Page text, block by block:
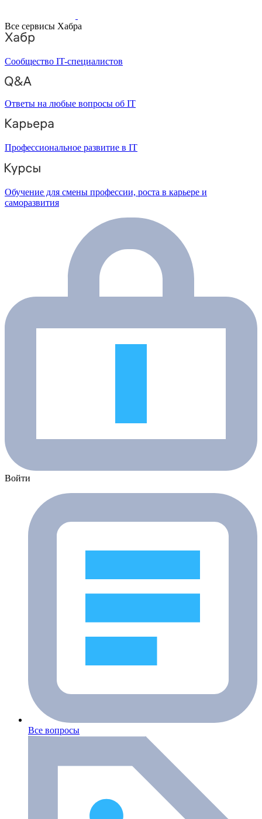
Все сервисы Хабра
Сообщество IT-специалистов
Ответы на любые вопросы об IT
Профессиональное развитие в IT
Обучение для смены профессии, роста в карьере и
саморазвития
Войти
Все вопросы